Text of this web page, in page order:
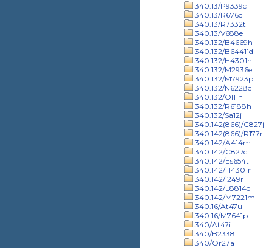
340.13/P9339c
340.13/R676c
340.13/R7332t
340.13/V688e
340.132/B4669h
340.132/B64411d
340.132/H4301h
340.132/M2936e
340.132/M7923p
340.132/N6228c
340.132/Ol11h
340.132/R6188h
340.132/Sa12j
340.142(866)/C827j
340.142(866)/R177r
340.142/A414m
340.142/C827c
340.142/Es654t
340.142/H4301r
340.142/I249r
340.142/L8814d
340.142/M7221m
340.16/At47u
340.16/M7641p
340/At47i
340/B2338i
340/Or27a